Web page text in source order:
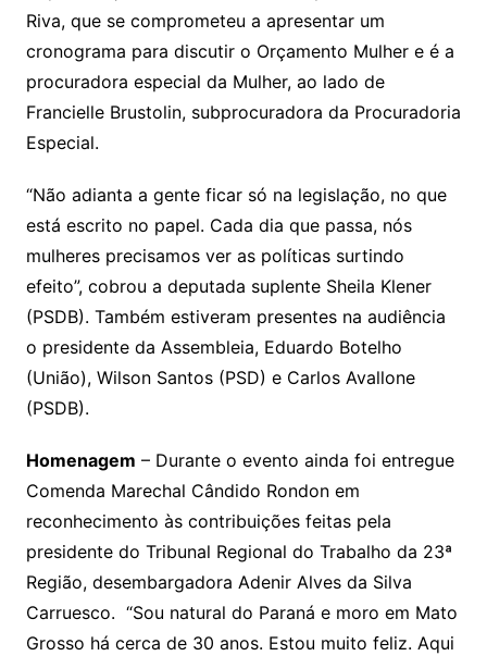
Riva, que se comprometeu a apresentar um
cronograma para discutir o Orçamento Mulher e é a
procuradora especial da Mulher, ao lado de
Francielle Brustolin, subprocuradora da Procuradoria
Especial.
“Não adianta a gente ficar só na legislação, no que
está escrito no papel. Cada dia que passa, nós
mulheres precisamos ver as políticas surtindo
efeito”, cobrou a deputada suplente Sheila Klener
(PSDB). Também estiveram presentes na audiência
o presidente da Assembleia, Eduardo Botelho
(União), Wilson Santos (PSD) e Carlos Avallone
(PSDB).
Homenagem – Durante o evento ainda foi entregue
Comenda Marechal Cândido Rondon em
reconhecimento às contribuições feitas pela
presidente do Tribunal Regional do Trabalho da 23ª
Região, desembargadora Adenir Alves da Silva
Carruesco. “Sou natural do Paraná e moro em Mato
Grosso há cerca de 30 anos. Estou muito feliz. Aqui